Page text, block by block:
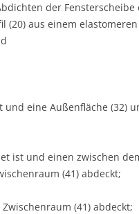
der
(20) aus einem
eine Außenfläche (32)
ist und einen zwischen
(41) abdeckt;
(41) abdeckt;